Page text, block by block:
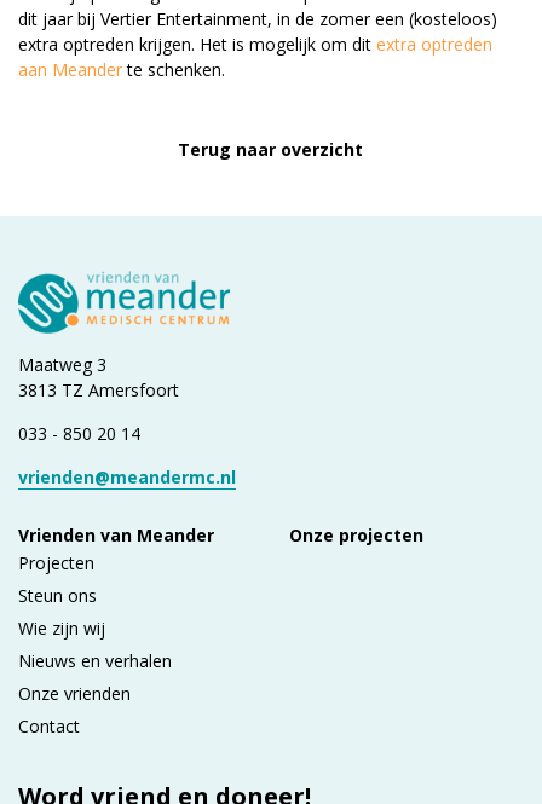
dit jaar bij Vertier Entertainment, in de zomer een (kosteloos)
extra optreden krijgen. Het is mogelijk om dit extra optreden
aan Meanderte schenken.
Terug naar overzicht
Maatweg 3
3813 TZ Amersfoort
033 - 850 20 14
vrienden@meandermc.nl
Vrienden van Meander
Projecten
Steun ons
Wie zijn wij
Nieuws en verhalen
Onze vrienden
Contact
Onze projecten
Word vriend en doneer!